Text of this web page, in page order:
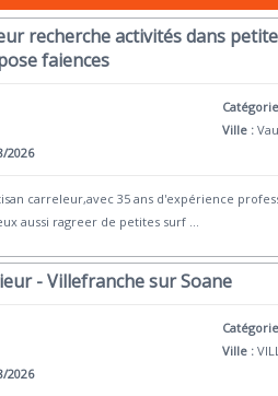
recherche activités dans
faiences
2026
Ville :
carreleur,avec 35 ans d'expérience
aussi ragreer de petites surf
- Villefranche sur Soane
2026
Ville :